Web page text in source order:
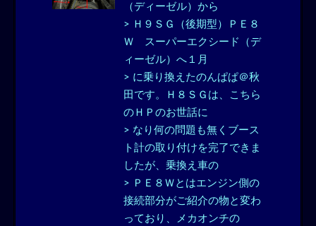
（ディーゼル）から
> Ｈ９ＳＧ（後期型）ＰＥ８
Ｗ スーパーエクシード（デ
ィーゼル）へ１月
> に乗り換えたのんぱぱ＠秋
田です。Ｈ８ＳＧは、こちら
のＨＰのお世話に
> なり何の問題も無くブース
ト計の取り付けを完了できま
したが、乗換え車の
> ＰＥ８Ｗとはエンジン側の
接続部分がご紹介の物と変わ
っており、メカオンチの